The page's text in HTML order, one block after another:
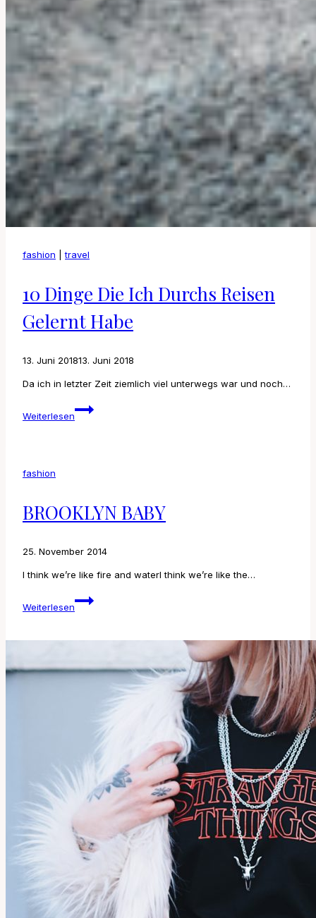
fashion |travel
10 Dinge Die Ich Durchs Reisen
Gelernt Habe
13. Juni 201813. Juni 2018
Da ich in letzter Zeit ziemlich viel unterwegs war und noch…
Weiterlesen
10
Dinge
habe
fashion
BROOKLYN BABY
25. November 2014
I think we’re like fire and waterI think we’re like the…
Weiterlesen
BROOKLYN
BABY